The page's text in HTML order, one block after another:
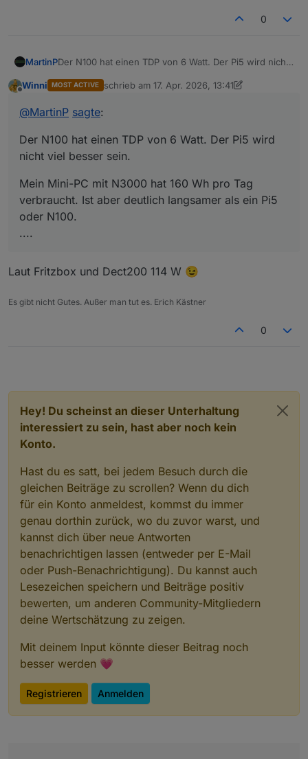
0
MartinPDer N100 hat einen TDP von 6 Watt. Der Pi5 wird nicht
Mein Mini-PC mit N3000 hat 160 Wh pro Tag
N100.
Incl. Peripherie ist es inzwischen aber mehr.
Zigbee Stick
Google Coral USB KI Modul
USB Hdd
Offline
Winni MOST ACTIVE schrieb am 17. Apr. 2026, 13:41
zuletzt editiert von Winni
@MartinP sagte:
Der N100 hat einen TDP von 6 Watt. Der Pi5 wird
nicht viel besser sein.
Mein Mini-PC mit N3000 hat 160 Wh pro Tag
verbraucht. Ist aber deutlich langsamer als ein Pi5
oder N100.
....
Laut Fritzbox und Dect200 114 W 😉
Es gibt nicht Gutes. Außer man tut es. Erich Kästner
0
Hey! Du scheinst an dieser Unterhaltung
interessiert zu sein, hast aber noch kein
Konto.
Hast du es satt, bei jedem Besuch durch die
gleichen Beiträge zu scrollen? Wenn du dich
für ein Konto anmeldest, kommst du immer
genau dorthin zurück, wo du zuvor warst, und
kannst dich über neue Antworten
benachrichtigen lassen (entweder per E-Mail
oder Push-Benachrichtigung). Du kannst auch
Lesezeichen speichern und Beiträge positiv
bewerten, um anderen Community-Mitgliedern
deine Wertschätzung zu zeigen.
Mit deinem Input könnte dieser Beitrag noch
besser werden 💗
Registrieren Anmelden